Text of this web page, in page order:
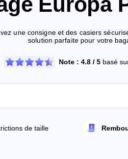
une consigne et des casiers
solution parfaite pour votre
Note : 4.8 / 5 basé
de taille